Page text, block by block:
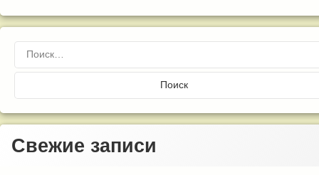
Найти:
Свежие записи